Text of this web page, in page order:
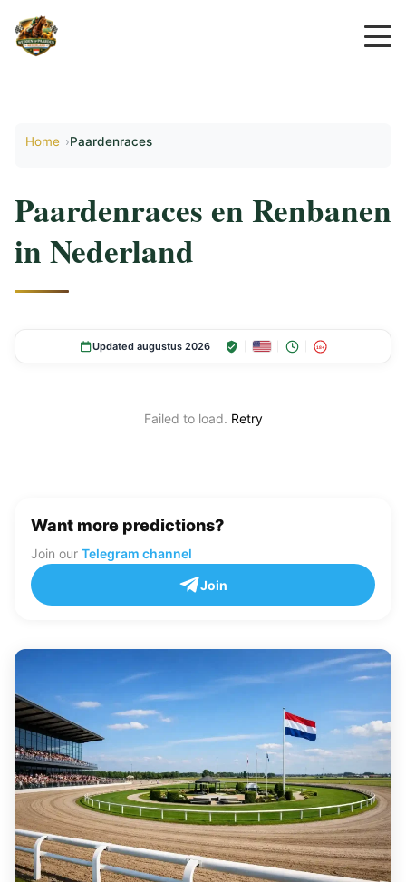
Home Paardenraces
Paardenraces en Renbanen
in Nederland
Updated augustus 2026 18+
Failed to load. Retry
Want more predictions?
Join our Telegram channel
Join